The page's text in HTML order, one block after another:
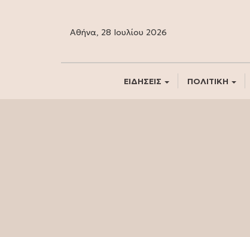
Αθήνα, 28 Ιουλίου 2026
ΕΙΔΗΣΕΙΣ ΠΟΛΙΤΙΚΗ